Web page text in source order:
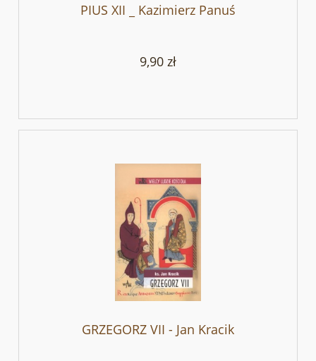
PIUS XII _ Kazimierz Panuś
9,90 zł
GRZEGORZ VII - Jan Kracik